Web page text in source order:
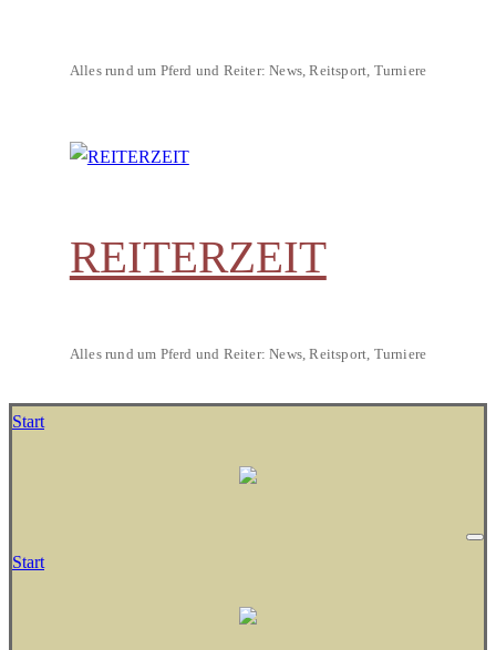
Alles rund um Pferd und Reiter: News, Reitsport, Turniere
REITERZEIT
Alles rund um Pferd und Reiter: News, Reitsport, Turniere
Start
Start